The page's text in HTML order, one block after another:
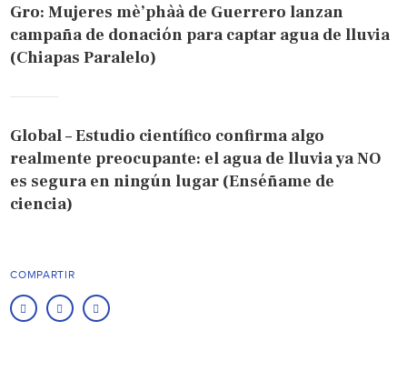
Gro: Mujeres mè’phàà de Guerrero lanzan
campaña de donación para captar agua de lluvia
(Chiapas Paralelo)
Global – Estudio científico confirma algo
realmente preocupante: el agua de lluvia ya NO
es segura en ningún lugar (Enséñame de
ciencia)
COMPARTIR